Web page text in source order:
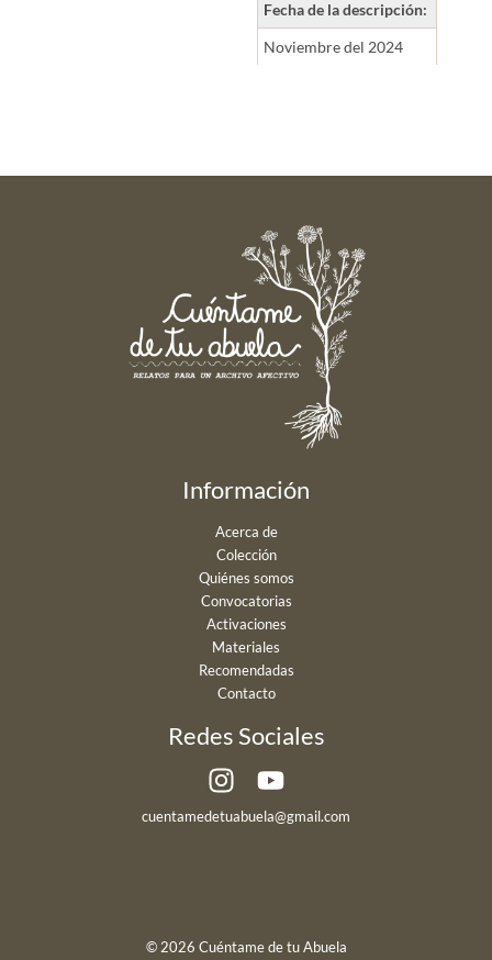
Fecha de la descripción:
Noviembre del 2024
Información
Acerca de
Colección
Quiénes somos
Convocatorias
Activaciones
Materiales
Recomendadas
Contacto
Redes Sociales
cuentamedetuabuela@gmail.com
© 2026 Cuéntame de tu Abuela